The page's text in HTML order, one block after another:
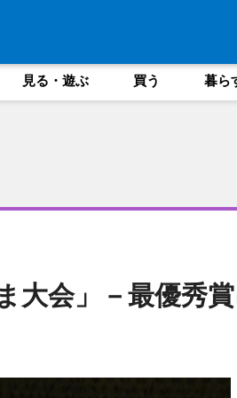
見る・遊ぶ 買う 暮ら
大会」－最優秀